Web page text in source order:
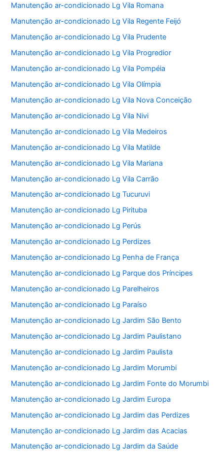
Manutenção ar-condicionado Lg Vila Romana
Manutenção ar-condicionado Lg Vila Regente Feijó
Manutenção ar-condicionado Lg Vila Prudente
Manutenção ar-condicionado Lg Vila Progredior
Manutenção ar-condicionado Lg Vila Pompéia
Manutenção ar-condicionado Lg Vila Olímpia
Manutenção ar-condicionado Lg Vila Nova Conceição
Manutenção ar-condicionado Lg Vila Nivi
Manutenção ar-condicionado Lg Vila Medeiros
Manutenção ar-condicionado Lg Vila Matilde
Manutenção ar-condicionado Lg Vila Mariana
Manutenção ar-condicionado Lg Vila Carrão
Manutenção ar-condicionado Lg Tucuruvi
Manutenção ar-condicionado Lg Pirituba
Manutenção ar-condicionado Lg Perús
Manutenção ar-condicionado Lg Perdizes
Manutenção ar-condicionado Lg Penha de França
Manutenção ar-condicionado Lg Parque dos Príncipes
Manutenção ar-condicionado Lg Parelheiros
Manutenção ar-condicionado Lg Paraíso
Manutenção ar-condicionado Lg Jardim São Bento
Manutenção ar-condicionado Lg Jardim Paulistano
Manutenção ar-condicionado Lg Jardim Paulista
Manutenção ar-condicionado Lg Jardim Morumbi
Manutenção ar-condicionado Lg Jardim Fonte do Morumbi
Manutenção ar-condicionado Lg Jardim Europa
Manutenção ar-condicionado Lg Jardim das Perdizes
Manutenção ar-condicionado Lg Jardim das Acacias
Manutenção ar-condicionado Lg Jardim da Saúde